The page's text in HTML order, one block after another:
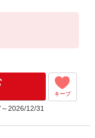
キープ
2026/12/31